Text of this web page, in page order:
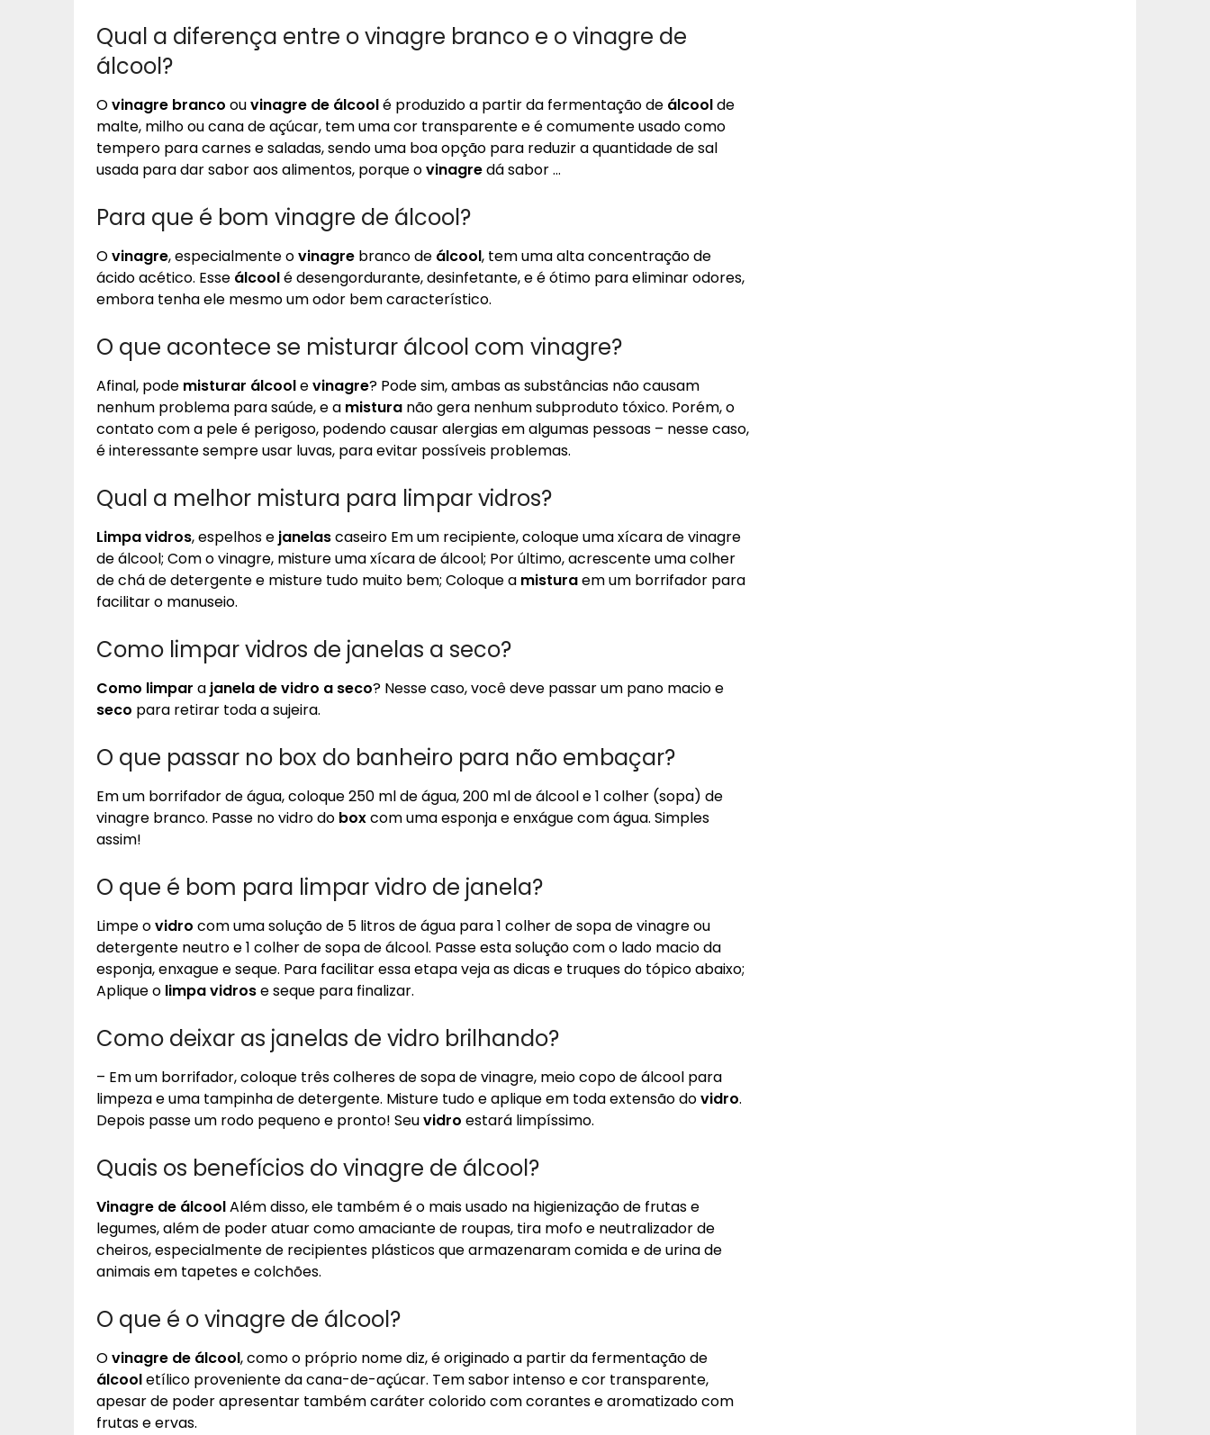
Qual a diferença entre o vinagre branco e o vinagre de
álcool?
Ovinagre branco ouvinagre de álcoolé produzido a partir da fermentação de álcoolde
malte, milho ou cana de açúcar, tem uma cor transparente e é comumente usado como
tempero para carnes e saladas, sendo uma boa opção para reduzir a quantidade de sal
usada para dar sabor aos alimentos, porque ovinagredá sabor …
Para que é bom vinagre de álcool?
Ovinagre, especialmente ovinagre branco de álcool, tem uma alta concentração de
ácido acético. Esse álcoolé desengordurante, desinfetante, e é ótimo para eliminar odores,
embora tenha ele mesmo um odor bem característico.
O que acontece se misturar álcool com vinagre?
Afinal, pode misturar álcoolevinagre? Pode sim, ambas as substâncias não causam
nenhum problema para saúde, e a mistura não gera nenhum subproduto tóxico. Porém, o
contato com a pele é perigoso, podendo causar alergias em algumas pessoas – nesse caso,
é interessante sempre usar luvas, para evitar possíveis problemas.
Qual a melhor mistura para limpar vidros?
Limpa vidros, espelhos e janelascaseiro Em um recipiente, coloque uma xícara de vinagre
de álcool; Com o vinagre, misture uma xícara de álcool; Por último, acrescente uma colher
de chá de detergente e misture tudo muito bem; Coloque a misturaem um borrifador para
facilitar o manuseio.
Como limpar vidros de janelas a seco?
Como limpar a janela de vidro a seco? Nesse caso, você deve passar um pano macio e
seco para retirar toda a sujeira.
O que passar no box do banheiro para não embaçar?
Em um borrifador de água, coloque 250 ml de água, 200 ml de álcool e 1 colher (sopa) de
vinagre branco. Passe no vidro do boxcom uma esponja e enxágue com água. Simples
assim!
O que é bom para limpar vidro de janela?
Limpe ovidro com uma solução de 5 litros de água para 1 colher de sopa de vinagre ou
detergente neutro e 1 colher de sopa de álcool. Passe esta solução com o lado macio da
esponja, enxague e seque. Para facilitar essa etapa veja as dicas e truques do tópico abaixo;
Aplique o limpa vidrose seque para finalizar.
Como deixar as janelas de vidro brilhando?
– Em um borrifador, coloque três colheres de sopa de vinagre, meio copo de álcool para
limpeza e uma tampinha de detergente. Misture tudo e aplique em toda extensão dovidro.
Depois passe um rodo pequeno e pronto! Seuvidro estará limpíssimo.
Quais os benefícios do vinagre de álcool?
Vinagre de álcoolAlém disso, ele também é o mais usado na higienização de frutas e
legumes, além de poder atuar como amaciante de roupas, tira mofo e neutralizador de
cheiros, especialmente de recipientes plásticos que armazenaram comida e de urina de
animais em tapetes e colchões.
O que é o vinagre de álcool?
Ovinagre de álcool, como o próprio nome diz, é originado a partir da fermentação de
álcooletílico proveniente da cana-de-açúcar. Tem sabor intenso e cor transparente,
apesar de poder apresentar também caráter colorido com corantes e aromatizado com
frutas e ervas.